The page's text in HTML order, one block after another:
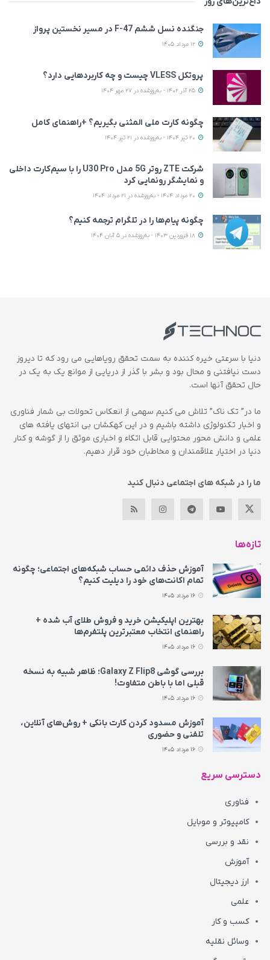
جنگنده نسل ششم F-47 در مسیر نخستین پرواز
پروتکل VLESS چیست و چه کاربردهایی دارد؟
چگونه کارت ملی المثنی بگیریم؟ +راهنمای کامل
شرکت ZTE روتر 5G مدل U30 Pro را با سیم‌کارت داخلی
و نمایشگر رونمایی کرد
چگونه پیام‌ها را در تلگرام ترجمه کنیم؟
دنیا با سرعتی خیره کننده به سمت تحقق رویاهایی می رود که تا دیروز
دست نیافتنی و محال بود و بشر با گذر از دریایی از موانع یک به یک در
حال تحقق آنها است.
ما در” تک ناک” تلاش می کنیم سهمی از انعکاس تحولات بی شمار فناوری
و اخبار تکنولوژی داشته باشیم و در این کهکشان بی انتهای یافته های
علمی و دانش محور محتوایی قابل اتکاء و اخباری موثق را از گوشه و کنار
دنیا در اختیار علاقمندان و مخاطبان خود قرار دهیم.
ما را در شبکه های اجتماعی دنبال کنید
تازه‌ها
آموزش حذف دائمی حساب شبکه‌های اجتماعی؛ چگونه
تمام اکانت‌های خود را دیلیت کنیم؟
بهترین اپلیکیشن خرید و فروش طلای آب شده +
راهنمای انتخاب معتبرترین پلتفرم‌ها
بررسی گوشی Galaxy Z Flip8؛ ظاهر شبیه به نسخه
قبلی اما با باطن متفاوت!
آموزش مسدود کردن کارت بانکی + روش‌های آنلاین،
تلفنی و حضوری
دسترسی سریع
فناوری
کامپیوتر و موبایل
نقد و بررسی
آموزش
ارز دیجیتال
علمی
کسب و کار
وسائل نقلیه